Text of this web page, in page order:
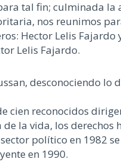
tal fin; culminada
nos reunimos
Hector Lelis Fajardo
Lelis Fajardo.
desconociendo lo
cien reconocidos
la vida, los derechos
político en 1982
en 1990.